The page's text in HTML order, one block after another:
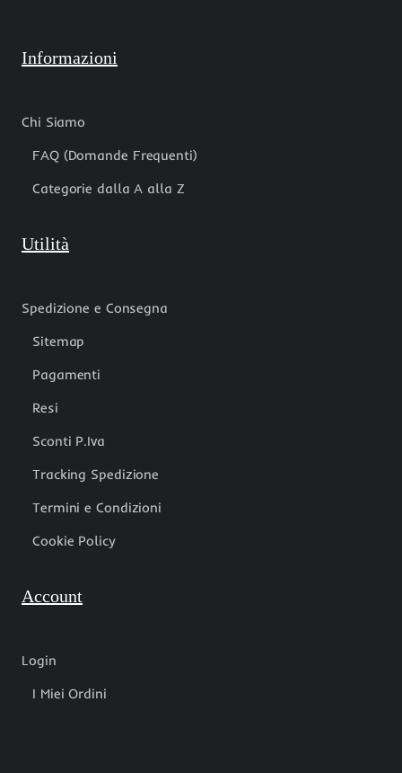
Informazioni
Chi Siamo
FAQ (Domande Frequenti)
Categorie dalla A alla Z
Utilità
Spedizione e Consegna
Sitemap
Pagamenti
Resi
Sconti P.Iva
Tracking Spedizione
Termini e Condizioni
Cookie Policy
Account
Login
I Miei Ordini